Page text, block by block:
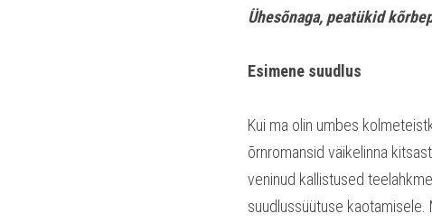
Ühesõnaga, peatükid
Esimene suudlus
Kui ma olin umbes
õrnromansid väikelinna
veninud kallistused
suudlussüütuse